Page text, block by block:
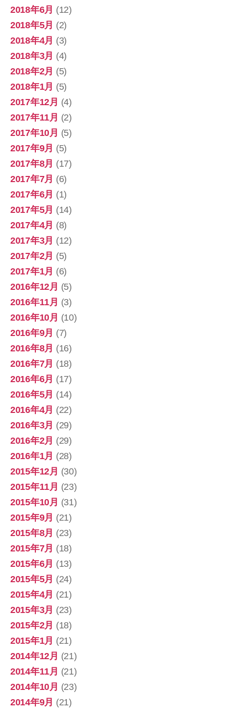
2018年6月 (12)
2018年5月 (2)
2018年4月 (3)
2018年3月 (4)
2018年2月 (5)
2018年1月 (5)
2017年12月 (4)
2017年11月 (2)
2017年10月 (5)
2017年9月 (5)
2017年8月 (17)
2017年7月 (6)
2017年6月 (1)
2017年5月 (14)
2017年4月 (8)
2017年3月 (12)
2017年2月 (5)
2017年1月 (6)
2016年12月 (5)
2016年11月 (3)
2016年10月 (10)
2016年9月 (7)
2016年8月 (16)
2016年7月 (18)
2016年6月 (17)
2016年5月 (14)
2016年4月 (22)
2016年3月 (29)
2016年2月 (29)
2016年1月 (28)
2015年12月 (30)
2015年11月 (23)
2015年10月 (31)
2015年9月 (21)
2015年8月 (23)
2015年7月 (18)
2015年6月 (13)
2015年5月 (24)
2015年4月 (21)
2015年3月 (23)
2015年2月 (18)
2015年1月 (21)
2014年12月 (21)
2014年11月 (21)
2014年10月 (23)
2014年9月 (21)